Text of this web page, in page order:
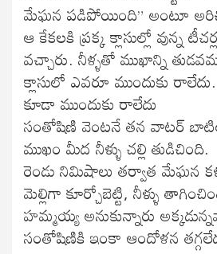
మేఘన పడిపోయింది” అంటూ
ఆ కేకలకి ప్రక్క క్లాసుల్లో వున్న
వచ్చారు. నీళ్ళతో ముఖాన్ని
క్లాసులో ఎవరూ ముందుకు
కూడా ముందుకు రాలేదు
సంతోషిణి వెంటనే తన వాటర్
ముఖం మీద నీళ్ళు చల్లి తుడిచింది.
రెండు నిమిషాలు తర్వాత మేఘన
మెల్లిగా కూర్చోబెట్టి, నీళ్ళు
హమ్మయ్య అనుకున్నారు
సంతోషిణికి ఇంకా ఆందోళన